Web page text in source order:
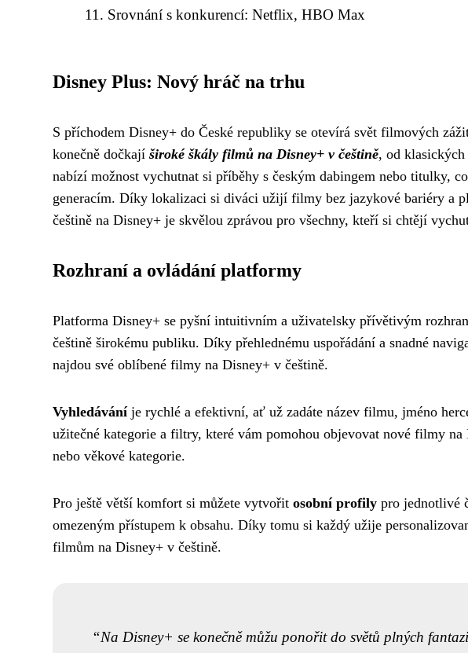
Srovnání s konkurencí: Netflix, HBO Max
Disney Plus: Nový hráč na trhu
S příchodem Disney+ do České republiky se otevírá svět filmových
konečně dočkají široké škály filmů na Disney+ v češtině, od
nabízí možnost vychutnat si příběhy s českým dabingem nebo titulky,
generacím. Díky lokalizaci si diváci užijí filmy bez jazykové bariéry a
češtině na Disney+ je skvělou zprávou pro všechny, kteří si chtějí
Rozhraní a ovládání platformy
Platforma Disney+ se pyšní intuitivním a uživatelsky přívětivým
češtině širokému publiku. Díky přehlednému uspořádání a snadné
najdou své oblíbené filmy na Disney+ v češtině.
Vyhledáváníje rychlé a efektivní, ať už zadáte název filmu, jméno
užitečné kategorie a filtry, které vám pomohou objevovat nové filmy
nebo věkové kategorie.
Pro ještě větší komfort si můžete vytvořit osobní profily pro jednotlivé
omezeným přístupem k obsahu. Díky tomu si každý užije
filmům na Disney+ v češtině.
Na Disney+ se konečně můžu ponořit do světů plných